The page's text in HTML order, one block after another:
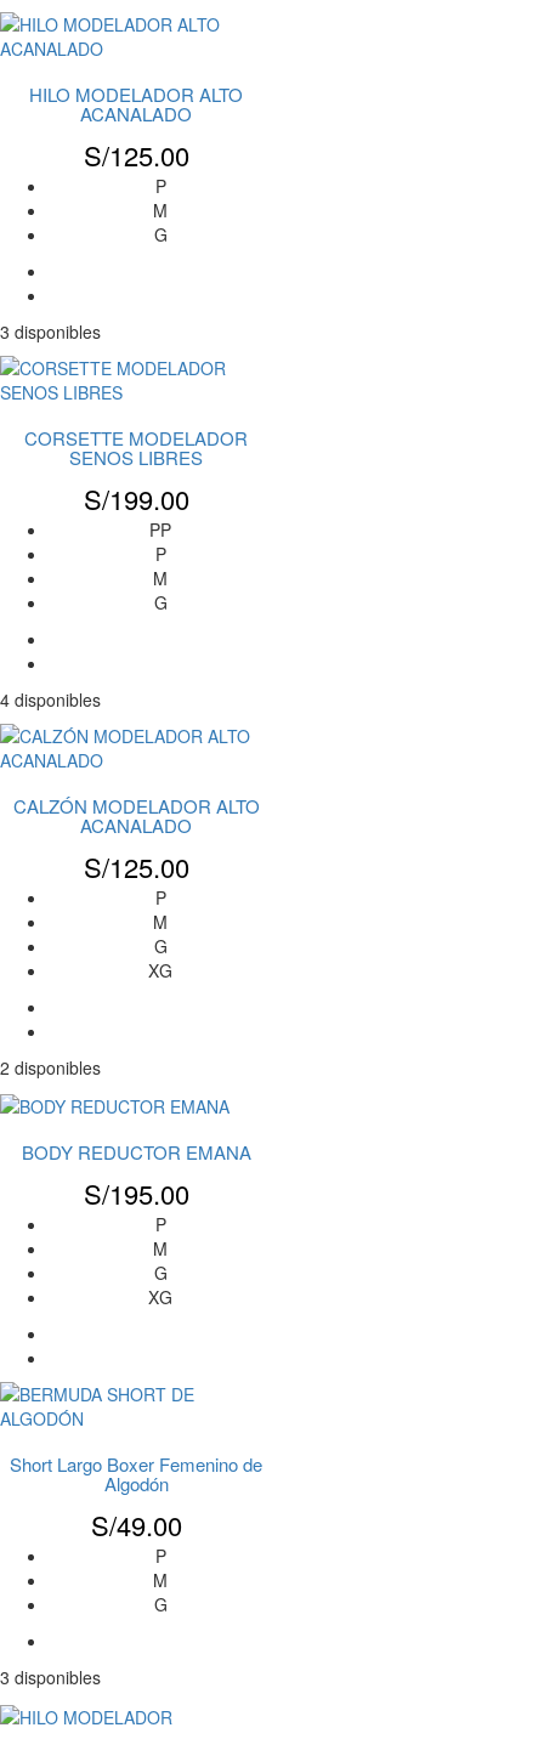
HILO MODELADOR ALTO
ACANALADO
S/125.00
P
M
G
3 disponibles
CORSETTE MODELADOR
SENOS LIBRES
S/199.00
PP
P
M
G
4 disponibles
CALZÓN MODELADOR ALTO
ACANALADO
S/125.00
P
M
G
XG
2 disponibles
BODY REDUCTOR EMANA
S/195.00
P
M
G
XG
Short Largo Boxer Femenino de
Algodón
S/49.00
P
M
G
3 disponibles